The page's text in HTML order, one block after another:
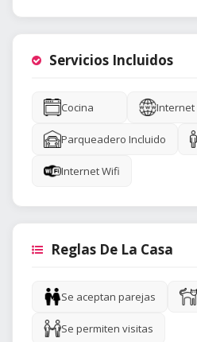
Servicios Incluidos
Cocina Internet
Parqueadero Incluido
Internet Wifi
Reglas De La Casa
Se aceptan parejas
Se permiten visitas